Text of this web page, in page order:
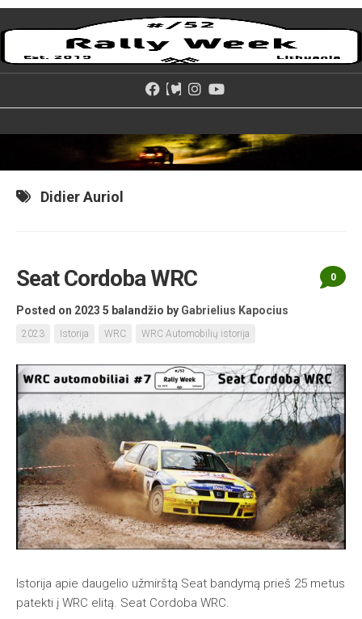
Skip
to
Didier Auriol
Seat Cordoba WRC
Posted on 2023 5 balandžio by Gabrielius Kapocius
2023 Istorija WRC WRC Automobilių istorija
0
Istorija apie daugelio užmirštą Seat bandymą prieš 25 metus
patekti į WRC elitą. Seat Cordoba WRC.